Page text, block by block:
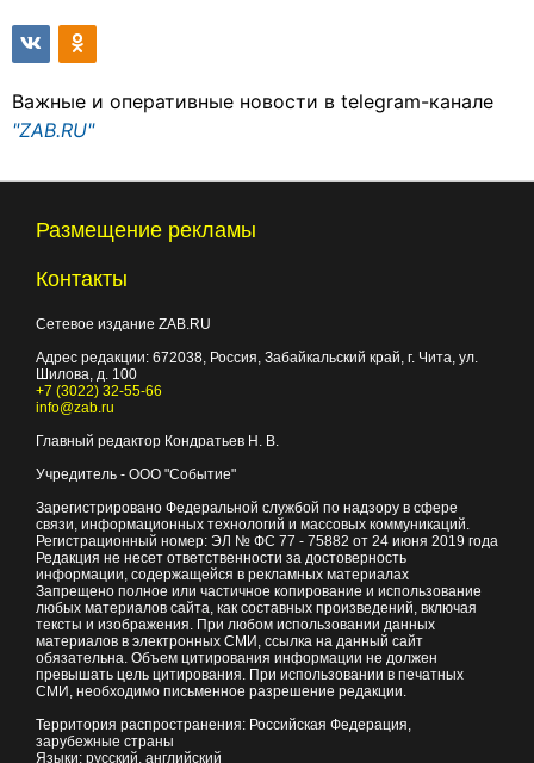
Важные и оперативные новости в telegram-канале
"ZAB.RU"
Размещение рекламы
Контакты
Сетевое издание ZAB.RU
Адрес редакции: 672038, Россия, Забайкальский край, г. Чита, ул.
Шилова, д. 100
+7 (3022) 32-55-66
info@zab.ru
Главный редактор Кондратьев Н. В.
Учредитель - ООО "Событие"
Зарегистрировано Федеральной службой по надзору в сфере
связи, информационных технологий и массовых коммуникаций.
Регистрационный номер: ЭЛ № ФС 77 - 75882 от 24 июня 2019 года
Редакция не несет ответственности за достоверность
информации, содержащейся в рекламных материалах
Запрещено полное или частичное копирование и использование
любых материалов сайта, как составных произведений, включая
тексты и изображения. При любом использовании данных
материалов в электронных СМИ, ссылка на данный сайт
обязательна. Объем цитирования информации не должен
превышать цель цитирования. При использовании в печатных
СМИ, необходимо письменное разрешение редакции.
Территория распространения: Российская Федерация,
зарубежные страны
Языки: русский, английский